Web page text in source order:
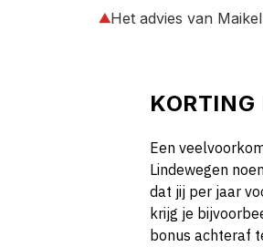
Het advies van
KORTING
Een
Lindewegen
dat jij per jaar
krijg je
bonus achteraf